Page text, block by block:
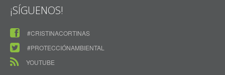
¡SÍGUENOS!
#CRISTINACORTINAS
#PROTECCIÓNAMBIENTAL
YOUTUBE